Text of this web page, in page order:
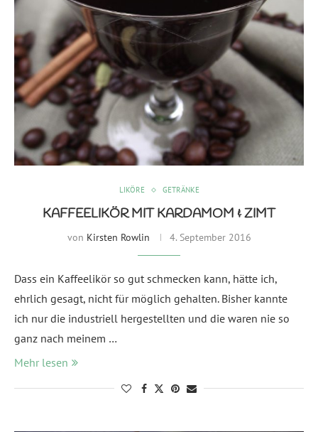
LIKÖRE GETRÄNKE
KAFFEELIKÖR MIT KARDAMOM & ZIMT
von Kirsten Rowlin 4. September 2016
Dass ein Kaffeelikör so gut schmecken kann, hätte ich,
ehrlich gesagt, nicht für möglich gehalten. Bisher kannte
ich nur die industriell hergestellten und die waren nie so
ganz nach meinem …
Mehr lesen